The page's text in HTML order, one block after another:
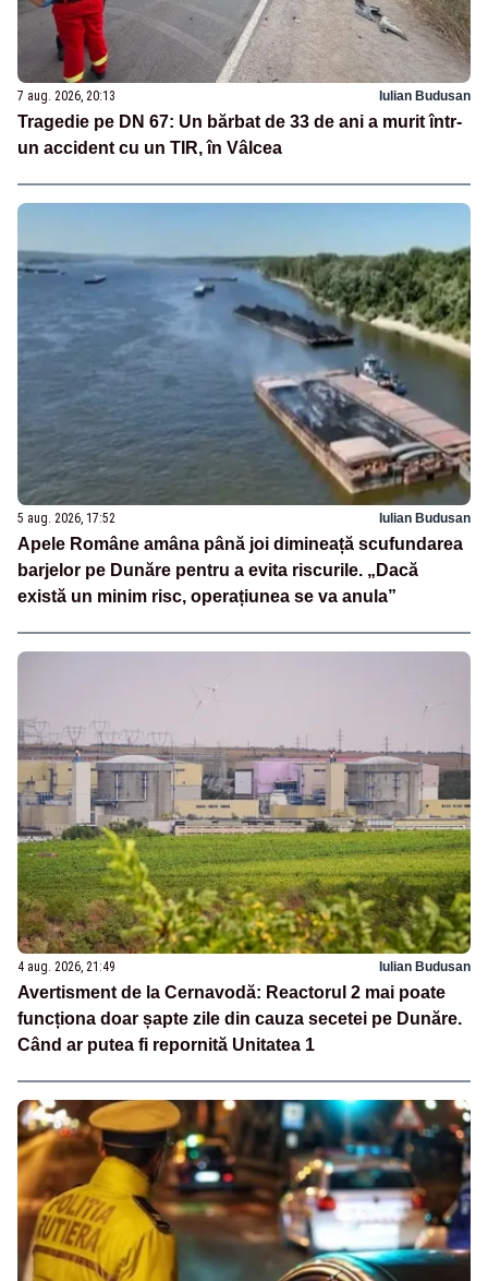
7 aug. 2026, 20:13 Iulian Budusan
Tragedie pe DN 67: Un bărbat de 33 de ani a murit într-
un accident cu un TIR, în Vâlcea
5 aug. 2026, 17:52 Iulian Budusan
Apele Române amâna până joi dimineață scufundarea
barjelor pe Dunăre pentru a evita riscurile. „Dacă
există un minim risc, operațiunea se va anula”
4 aug. 2026, 21:49 Iulian Budusan
Avertisment de la Cernavodă: Reactorul 2 mai poate
funcționa doar șapte zile din cauza secetei pe Dunăre.
Când ar putea fi repornită Unitatea 1